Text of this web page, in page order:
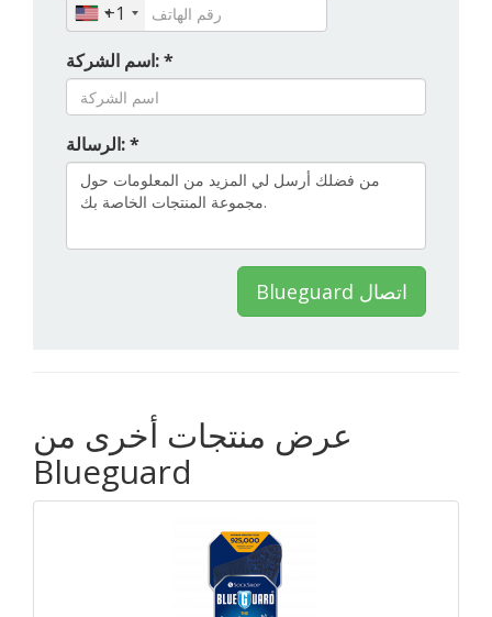
+1
اسم الشركة: *
الرسالة: *
Blueguard اتصال
عرض منتجات أخرى من
Blueguard